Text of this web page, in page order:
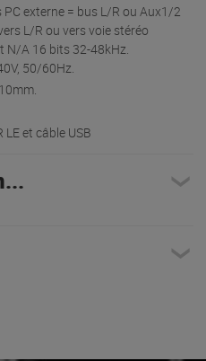
externe = bus L/R ou Aux1/2
L/R ou vers voie stéréo
N/A 16 bits 32-48kHz.
50/60Hz.
LE et câble USB